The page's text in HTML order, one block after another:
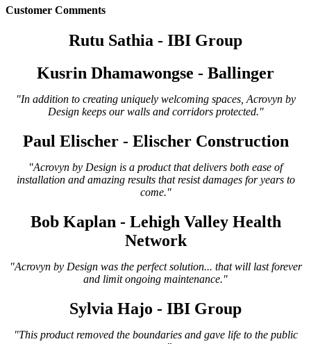
Customer Comments
Rutu Sathia - IBI Group
Kusrin Dhamawongse - Ballinger
"In addition to creating uniquely welcoming spaces, Acrovyn by
Design keeps our walls and corridors protected."
Paul Elischer - Elischer Construction
"Acrovyn by Design is a product that delivers both ease of
installation and amazing results that resist damages for years to
come."
Bob Kaplan - Lehigh Valley Health
Network
"Acrovyn by Design was the perfect solution... that will last forever
and limit ongoing maintenance."
Sylvia Hajo - IBI Group
"This product removed the boundaries and gave life to the public